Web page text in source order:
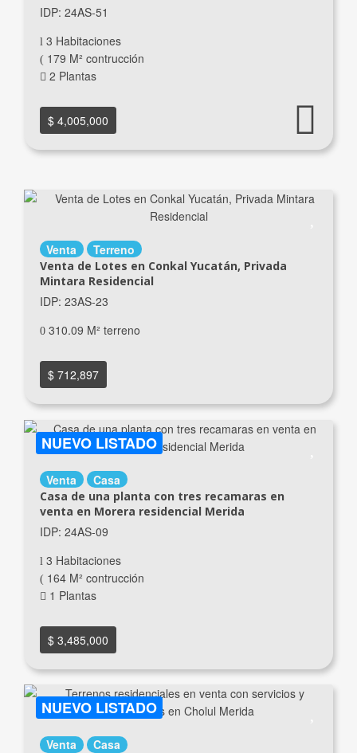
IDP: 24AS-51
3 Habitaciones
179 M² contrucción
2 Plantas
$ 4,005,000
Venta Terreno
Venta de Lotes en Conkal Yucatán, Privada
Mintara Residencial
IDP: 23AS-23
310.09 M² terreno
$ 712,897
NUEVO LISTADO
Venta Casa
Casa de una planta con tres recamaras en
venta en Morera residencial Merida
IDP: 24AS-09
3 Habitaciones
164 M² contrucción
1 Plantas
$ 3,485,000
NUEVO LISTADO
Venta Casa